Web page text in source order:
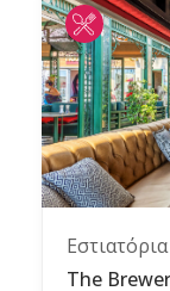
Εστιατόρια
The